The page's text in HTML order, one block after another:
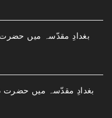
بغدادِ مقدّسہ میں
بغدادِ مقدّسہ میں حضرت